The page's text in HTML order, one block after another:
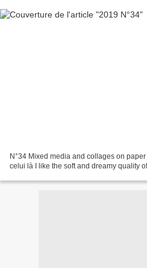
N°34 Mixed media and collages on
celui là I like the soft and dreamy quality